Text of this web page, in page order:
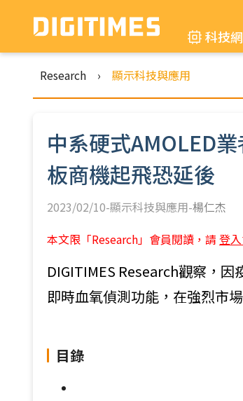
科技網
Research › 顯示科技與應用
中系硬式AMOLED
板商機起飛恐延後
2023/02/10-顯示科技與應用-楊仁杰
本文限「Research」會員閱讀，請 登
DIGITIMES Research觀察，
即時血氧偵測功能，在強烈市
目錄